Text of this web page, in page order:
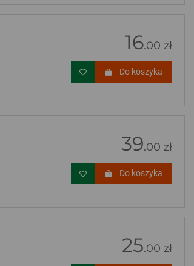
16.00 zł
Do koszyka
39.00 zł
Do koszyka
25.00 zł